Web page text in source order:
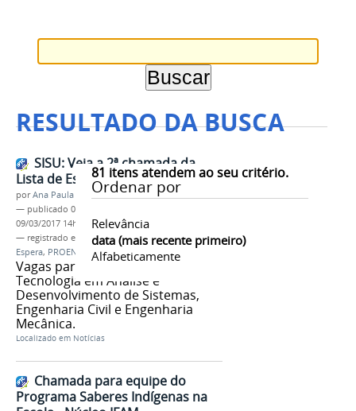
RESULTADO DA BUSCA
81 itens atendem ao seu critério.
Ordenar por
Relevância
data (mais recente primeiro)
Alfabeticamente
SISU: Veja a 2ª chamada da
Lista de Espera do IFAM
porAna Paula Batista
— publicado 09/03/2017
09/03/2017 14h30
— registrado em:
Edital 08/2017, SiSU,Lista de
Espera, PROEN
Vagas para os cursos de
Tecnologia em Análise e
Desenvolvimento de Sistemas,
Engenharia Civil e Engenharia
Mecânica.
Localizado em Notícias
Chamada para equipe do
Programa Saberes Indígenas na